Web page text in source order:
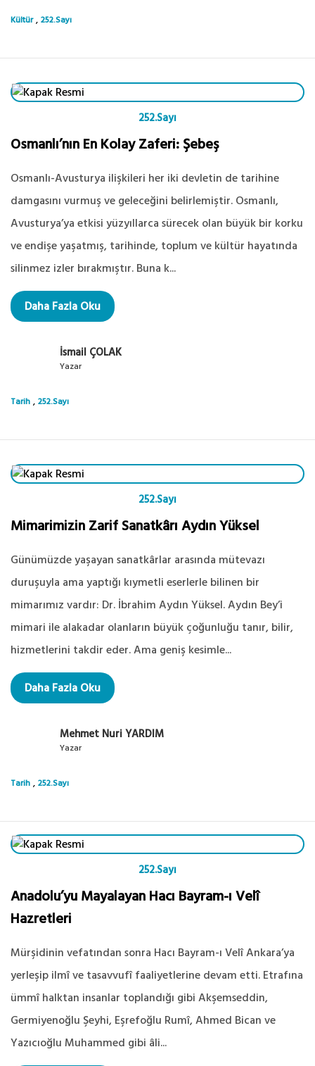
Kültür , 252.Sayı
252.Sayı
Osmanlı’nın En Kolay Zaferi: Şebeş
Osmanlı-Avusturya ilişkileri her iki devletin de tarihine
damgasını vurmuş ve geleceğini belirlemiştir. Osmanlı,
Avusturya’ya etkisi yüzyıllarca sürecek olan büyük bir korku
ve endişe yaşatmış, tarihinde, toplum ve kültür hayatında
silinmez izler bırakmıştır. Buna k...
Daha Fazla Oku
İsmail ÇOLAK
Yazar
Tarih , 252.Sayı
252.Sayı
Mimarimizin Zarif Sanatkârı Aydın Yüksel
Günümüzde yaşayan sanatkârlar arasında mütevazı
duruşuyla ama yaptığı kıymetli eserlerle bilinen bir
mimarımız vardır: Dr. İbrahim Aydın Yüksel. Aydın Bey’i
mimari ile alakadar olanların büyük çoğunluğu tanır, bilir,
hizmetlerini takdir eder. Ama geniş kesimle...
Daha Fazla Oku
Mehmet Nuri YARDIM
Yazar
Tarih , 252.Sayı
252.Sayı
Anadolu’yu Mayalayan Hacı Bayram-ı Velî
Hazretleri
Mürşidinin vefatından sonra Hacı Bayram-ı Velî Ankara’ya
yerleşip ilmî ve tasavvufî faaliyetlerine devam etti. Etrafına
ümmî halktan insanlar toplandığı gibi Akşemseddin,
Germiyenoğlu Şeyhi, Eşrefoğlu Rumî, Ahmed Bican ve
Yazıcıoğlu Muhammed gibi âli...